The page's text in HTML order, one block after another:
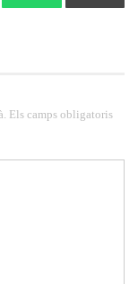
Els camps obligatoris